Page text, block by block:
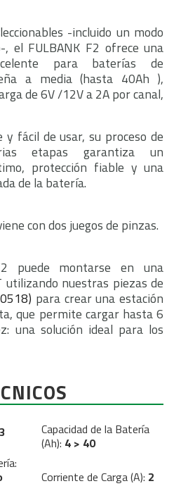
-incluido un modo
, el FULBANK F2 ofrece una
para baterías de
a media (hasta 40Ah ),
de 6V /12V a 2A por canal,
y fácil de usar, su proceso de
etapas garantiza un
protección fiable y una
de la batería.
con dos juegos de pinzas.
puede montarse en una
utilizando nuestras piezas de
para crear una estación
que permite cargar hasta 6
una solución ideal para los
Capacidad de la Batería
(Ah): 4 > 40
Corriente de Carga (A): 2